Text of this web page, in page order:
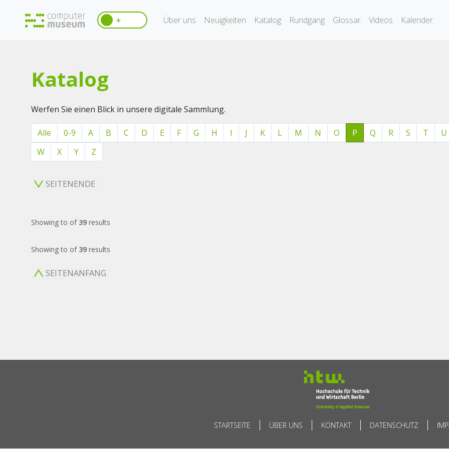
☀️ Über uns Neuigkeiten Katalog Rundgang Glossar Videos Kalender
Katalog
Werfen Sie einen Blick in unsere digitale Sammlung.
Alle 0-9 A B C D E F G H I J K L M N O P Q R S T U
W
X Y Z
SEITENENDE
Showingto of 39 results
Showingto of 39 results
SEITENANFANG
STARTSEITE ÜBER UNS KONTAKT DATENSCHUTZ